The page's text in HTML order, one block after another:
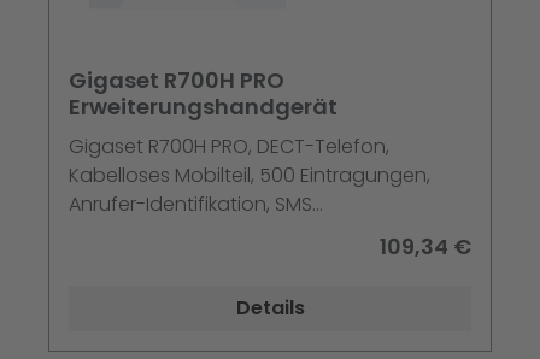
Gigaset R700H PRO
Erweiterungshandgerät
Gigaset R700H PRO, DECT-Telefon,
Kabelloses Mobilteil, 500 Eintragungen,
Anrufer-Identifikation, SMS
(Kurznachrichtendienst), DECT\GAP\CAT-
109,34 €
Details